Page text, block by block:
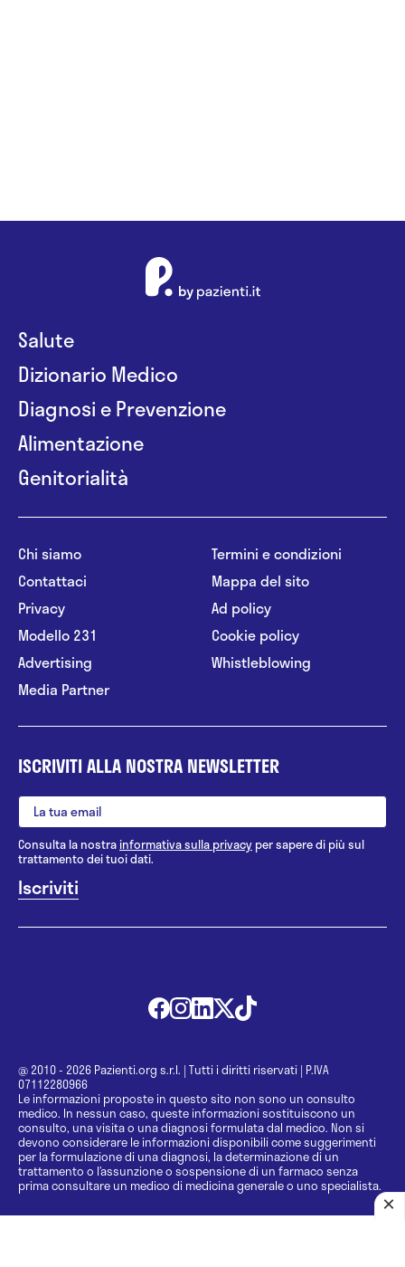
Salute
Dizionario Medico
Diagnosi e Prevenzione
Alimentazione
Genitorialità
Chi siamo
Contattaci
Privacy
Modello 231
Advertising
Media Partner
Termini e condizioni
Mappa del sito
Ad policy
Cookie policy
Whistleblowing
ISCRIVITI ALLA NOSTRA NEWSLETTER
Consulta la nostrainformativa sulla privacy per sapere di più sul
trattamento dei tuoi dati.
@ 2010 - 2026 Pazienti.org s.r.l. | Tutti i diritti riservati | P.IVA
07112280966
Le informazioni proposte in questo sito non sono un consulto
medico. In nessun caso, queste informazioni sostituiscono un
consulto, una visita o una diagnosi formulata dal medico. Non si
devono considerare le informazioni disponibili come suggerimenti
per la formulazione di una diagnosi, la determinazione di un
trattamento o l’assunzione o sospensione di un farmaco senza
prima consultare un medico di medicina generale o uno specialista.